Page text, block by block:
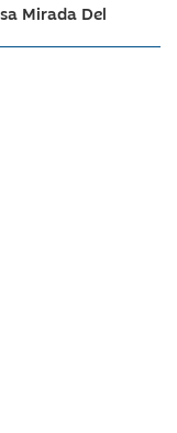
Mirada Del